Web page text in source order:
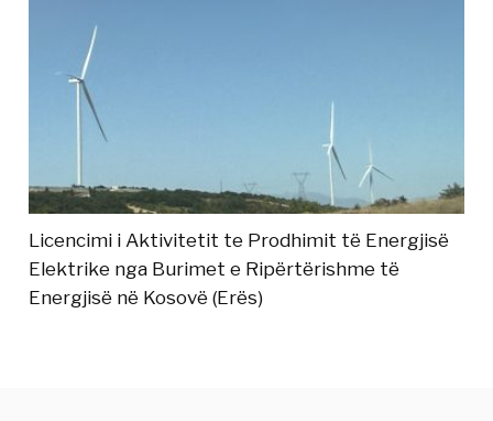
Licencimi i Aktivitetit te Prodhimit të Energjisë
Elektrike nga Burimet e Ripërtërishme të
Energjisë në Kosovë (Erës)